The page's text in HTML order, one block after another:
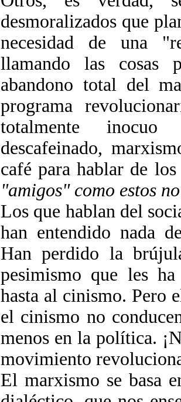
desmoralizados que
necesidad de una
llamando las cosas
abandono total del
programa
totalmente
descafeinado,
café para hablar de
"amigos" como estos
Los que hablan del
han entendido nada
Han perdido la
pesimismo que les
hasta al cinismo. Pero
el cinismo no
menos en la política.
movimiento
El marxismo se basa